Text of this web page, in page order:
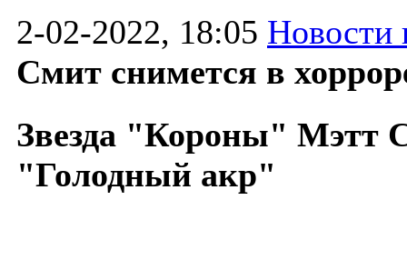
2-02-2022, 18:05 Новости
Смит снимется в
Звезда "Короны" Мэтт
"Голодный акр"